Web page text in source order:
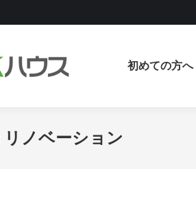
初めての方へ
リノベーション